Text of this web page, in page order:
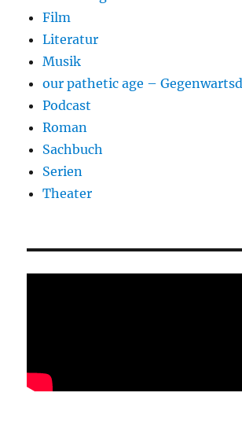
Film
Literatur
Musik
our pathetic age –
Podcast
Roman
Sachbuch
Serien
Theater